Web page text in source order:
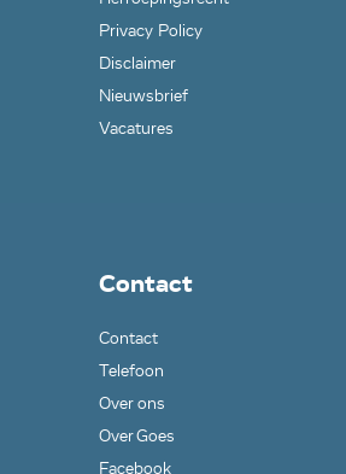
Privacy Policy
Disclaimer
Nieuwsbrief
Vacatures
Contact
Contact
Telefoon
Over ons
Over Goes
Facebook